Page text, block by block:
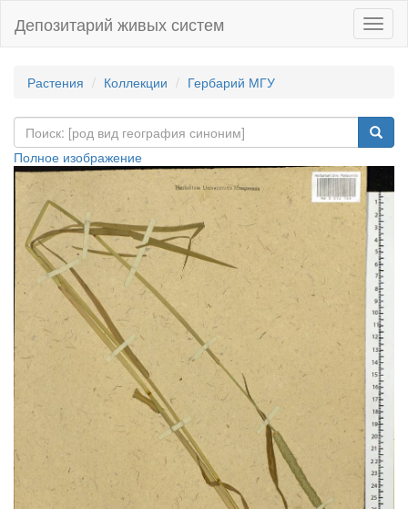
Депозитарий живых систем
Растения Коллекции Гербарий МГУ
Полное изображение